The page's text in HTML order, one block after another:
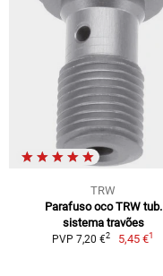
TRW
Parafuso oco TRW tub.
sistema travões
PVP 7,20 €2 5,45 €1